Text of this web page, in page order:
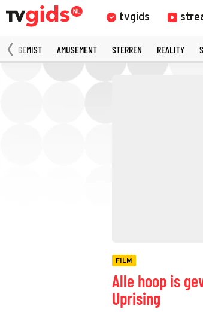
tvgids
GEMIST AMUSEMENT STERREN REALITY
FILM
Alle hoop is
Uprising